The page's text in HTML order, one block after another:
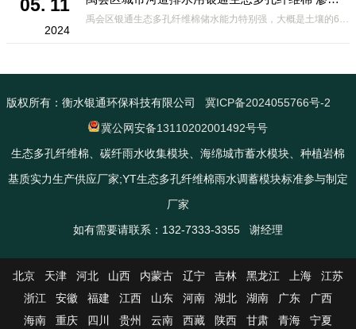
05. 11
2024
禹会区银通生态多孔纤维棉储水能力特别强，大概是土壤的6倍，所以在下暴雨或者是严重的雨雪天气时，能将降水量很好的吸收掉，到了天气晴朗之后又会将这些水分蒸发到空气中。这种材料在绿化环保上能起到很大的作用，能够大
版权所有：衡水银通环保科技有限公司
冀ICP备2024055766号-2
冀公网安备13110202001492号号
生态多孔纤维棉、碳纤雨水收集模块、海绵城市蓄水模块、种植岩棉
基质实力生产供应厂家;YT生态多孔纤维棉雨水调蓄模块标准参与制定
厂家
如有需要请联系：132-7333-3355 谢经理
北京 天津 河北 山西 内蒙古 辽宁 吉林 黑龙江 上海
江苏
浙江
安徽 福建 江西 山东 河南 湖北 湖南 广东
广西
海南
重庆 四川 贵州 云南 西藏 陕西 甘肃 青海 宁夏